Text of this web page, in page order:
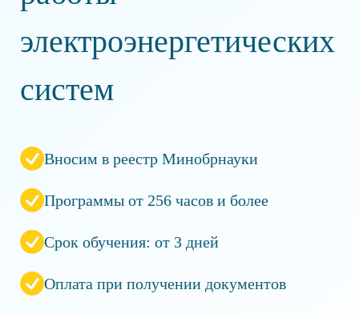
электроэнергетических
систем
Вносим в реестр Минобрнауки
Программы от 256 часов и более
Срок обучения: от 3 дней
Оплата при получении документов